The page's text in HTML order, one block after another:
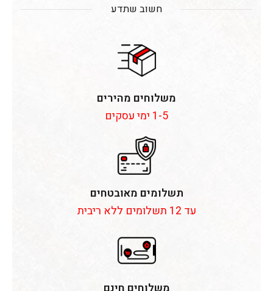
חשוב שתדע
משלוחים מהירים
1-5 ימי עסקים
תשלומים מאובטחים
עד 12 תשלומים ללא ריבית